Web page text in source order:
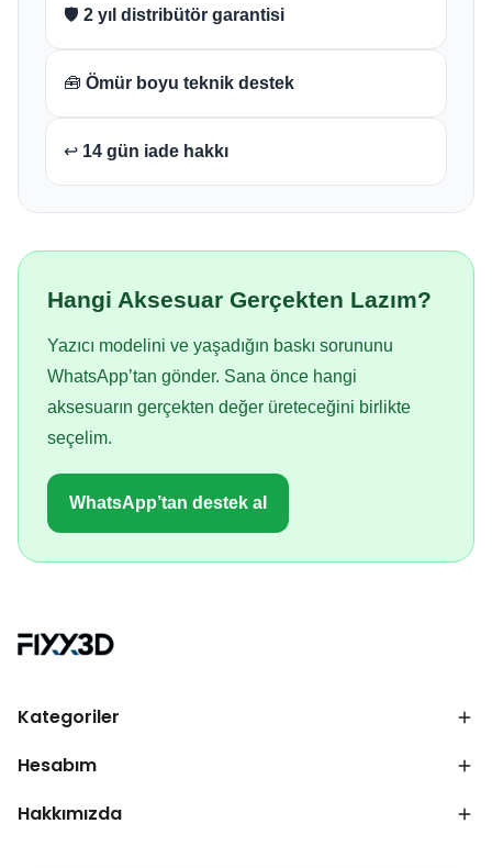
🛡️ 2 yıl distribütör garantisi
🧰 Ömür boyu teknik destek
↩️ 14 gün iade hakkı
Hangi Aksesuar Gerçekten Lazım?
Yazıcı modelini ve yaşadığın baskı sorununu
WhatsApp’tan gönder. Sana önce hangi
aksesuarın gerçekten değer üreteceğini birlikte
seçelim.
WhatsApp’tan destek al
Kategoriler
Hesabım
Hakkımızda